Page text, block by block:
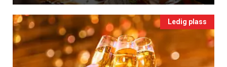
Ledig plass